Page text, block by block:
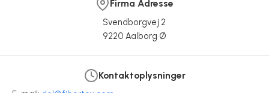
Firma Adresse
Svendborgvej 2
9220 Aalborg Ø
Kontaktoplysninger